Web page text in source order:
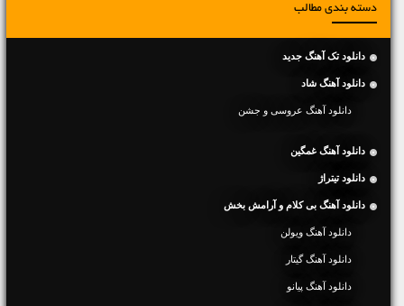
دسته بندی مطالب
دانلود تک آهنگ جدید
دانلود آهنگ شاد
دانلود آهنگ عروسی و جشن
دانلود آهنگ غمگین
دانلود تیتراژ
دانلود آهنگ بی کلام و آرامش بخش
دانلود آهنگ ویولن
دانلود آهنگ گیتار
دانلود آهنگ پیانو